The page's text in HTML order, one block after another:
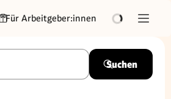
Für Arbeitgeber:innen
Suchen